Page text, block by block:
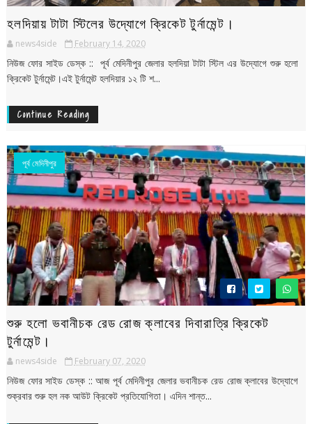
হলদিয়ায় টাটা স্টিলের উদ্যোগে ক্রিকেট টুর্নামেন্ট।
news4side February 14, 2020
নিউজ ফোর সাইড ডেস্ক :: পূর্ব মেদিনীপুর জেলার হলদিয়া টাটা স্টিল এর উদ্যোগে শুরু হলো
ক্রিকেট টুর্নামেন্ট।এই টুর্নামেন্ট হলদিয়ার ১২ টি শ...
Continue Reading
পূর্ব মেদিনীপুর
শুরু হলো ভবানীচক রেড রোজ ক্লাবের দিবারাত্রি ক্রিকেট
টুর্নামেন্ট।
news4side February 07, 2020
নিউজ ফোর সাইড ডেস্ক :: আজ পূর্ব মেদিনীপুর জেলার ভবানীচক রেড রোজ ক্লাবের উদ্যোগে
শুক্রবার শুরু হল নক আউট ক্রিকেট প্রতিযোগিতা। এদিন শান্ত...